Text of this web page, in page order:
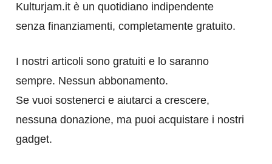
Kulturjam.it è un quotidiano indipendente
senza finanziamenti, completamente gratuito.
I nostri articoli sono gratuiti e lo saranno
sempre. Nessun abbonamento.
Se vuoi sostenerci e aiutarci a crescere,
nessuna donazione, ma puoi acquistare i nostri
gadget.